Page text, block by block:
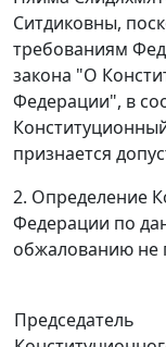
Ситдиковны,
требованиям
закона "О
Федерации", в
признается
2. Определение
Федерации по
обжалованию не
Председатель